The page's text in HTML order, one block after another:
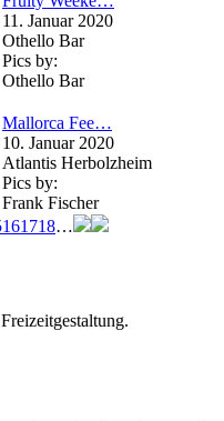
11. Januar 2020
Othello Bar
Pics by:
Othello Bar
Mallorca Fee…
10. Januar 2020
Atlantis Herbolzheim
Pics by:
Frank Fischer
161718…